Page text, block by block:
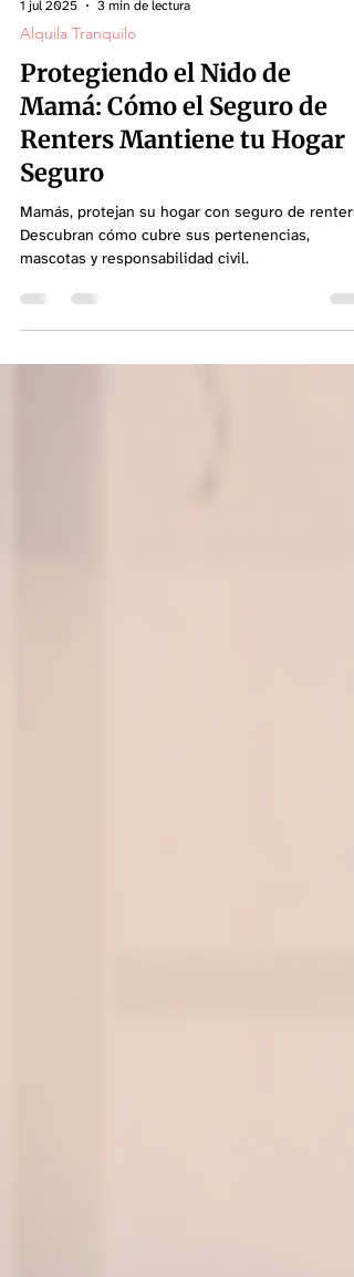
Alquila Tranquilo
Protegiendo el Nido de
Mamá: Cómo el Seguro de
Renters Mantiene tu Hogar
Seguro
Mamás, protejan su hogar con seguro de renters.
mascotas y responsabilidad civil.